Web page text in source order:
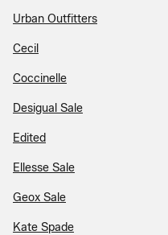
Urban Outfitters
Cecil
Coccinelle
Desigual Sale
Edited
Ellesse Sale
Geox Sale
Kate Spade